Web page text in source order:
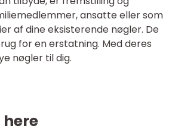
ansatte eller som
af dine eksisterende nøgler. De
for en erstatning. Med deres
nøgler til dig.